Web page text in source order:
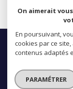
© 2026 | Tous
Plan du site
-
Site
un
On aimerait
En poursuivant,
cookies par ce
contenus adaptés
PARAMÉTRER